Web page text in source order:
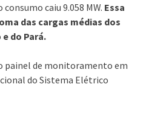
caiu 9.058 MW. Essa
das cargas médias dos
do Pará.
painel de monitoramento em
do Sistema Elétrico